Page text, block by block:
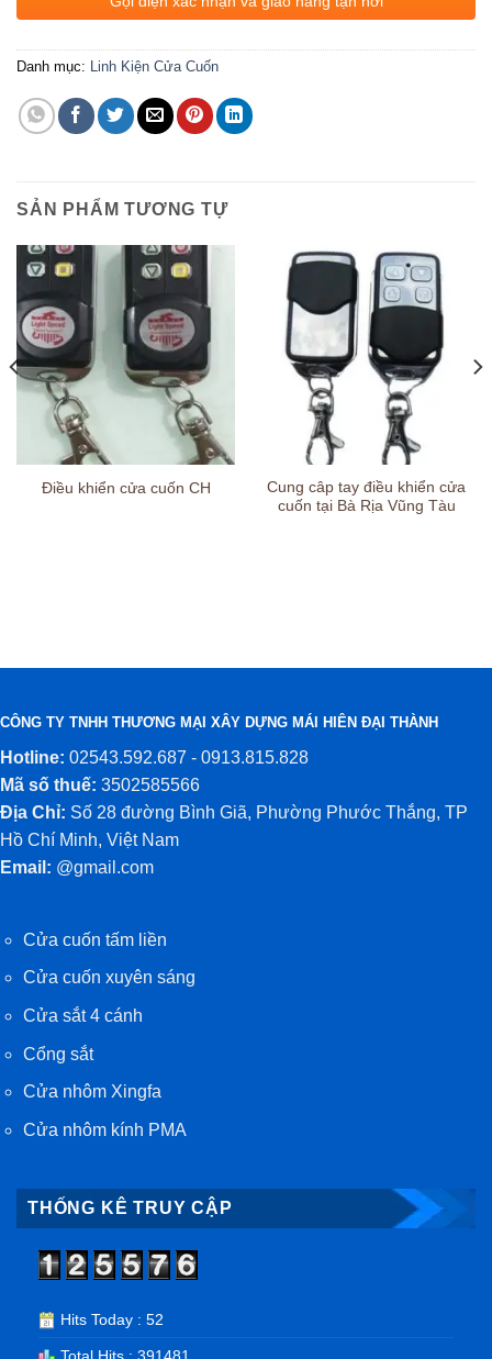
Danh mục: Linh Kiện Cửa Cuốn
SẢN PHẨM TƯƠNG TỰ
Điều khiển cửa cuốn CH
Cung câp tay điều khiển cửa
cuốn tại Bà Rịa Vũng Tàu
CÔNG TY TNHH THƯƠNG MẠI XÂY DỰNG MÁI HIÊN ĐẠI THÀNH
Hotline: 02543.592.687 - 0913.815.828
Mã số thuế: 3502585566
Địa Chỉ: Số 28 đường Bình Giã, Phường Phước Thắng, TP
Hồ Chí Minh, Việt Nam
Email: @gmail.com
Cửa cuốn tấm liền
Cửa cuốn xuyên sáng
Cửa sắt 4 cánh
Cổng sắt
Cửa nhôm Xingfa
Cửa nhôm kính PMA
THỐNG KÊ TRUY CẬP
Hits Today : 52
Total Hits : 391481